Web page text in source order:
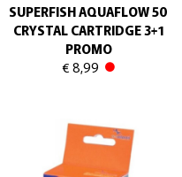
SUPERFISH AQUAFLOW 50
CRYSTAL CARTRIDGE 3+1
PROMO
€ 8,99